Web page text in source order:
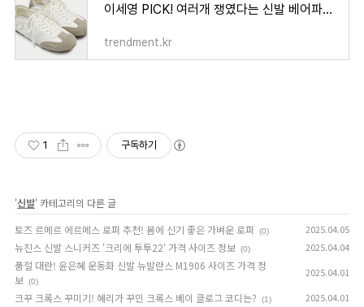
이세영 PICK! 여러개 쟁였다는 신발 베어파우 브리아 브리엘 가격 사이즈
trendment.kr
1 구독하기
'신발' 카테고리의 다른 글
토즈 르메르 에르메스 로퍼 추천! 봄에 신기 좋은 가벼운 로퍼
(0) 2025.04.05
뉴진스 신발 스니커즈 '크리에 투투22' 가격 사이즈 정보 (0) 2025.04.04
품절 대란! 윤은혜 운동화 신발 뉴발란스 M1906 사이즈 가격 정
보 (0)
2025.04.01
크꾸 크록스 꾸미기! 혜리가 꾸민 크록스 베이 클로그 코디는? (1) 2025.04.01